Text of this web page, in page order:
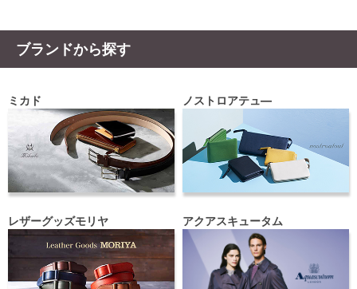
ブランドから探す
ミカド ノストロアテュ―
レザーグッズモリヤ アクアスキュータム